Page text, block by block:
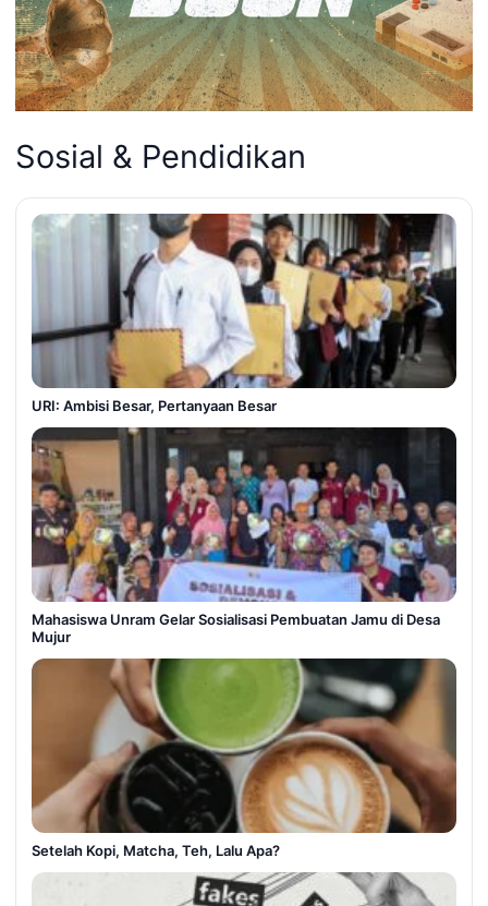
Sosial & Pendidikan
URI: Ambisi Besar, Pertanyaan Besar
Mahasiswa Unram Gelar Sosialisasi Pembuatan Jamu di Desa
Mujur
Setelah Kopi, Matcha, Teh, Lalu Apa?